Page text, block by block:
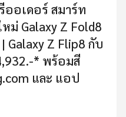
ออเดอร์ สมาร์ท
Galaxy Z Fold8
Galaxy Z Flip8 กับ
* พร้อมสี
และ แอป